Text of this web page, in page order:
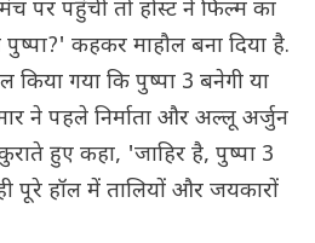
पर पहुंची तो होस्ट ने फिल्म का
पुष्पा?' कहकर माहौल बना दिया है.
किया गया कि पुष्पा 3 बनेगी या
ने पहले निर्माता और अल्लू अर्जुन
हुए कहा, 'जाहिर है, पुष्पा 3
पूरे हॉल में तालियों और जयकारों